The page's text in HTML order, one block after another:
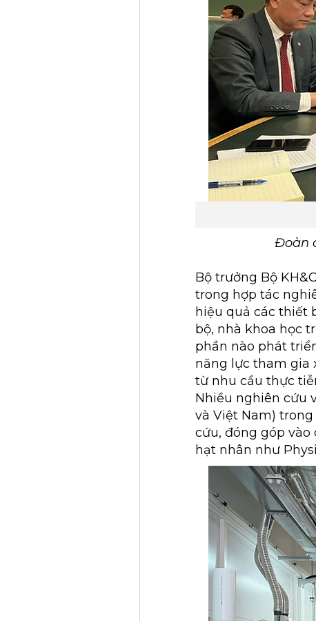
Đoàn
Bộ trưởng Bộ
trong hợp tác
hiệu quả các thiết
bộ, nhà khoa học
phần nào phát
năng lực tham gia
từ nhu cầu thực
Nhiều nghiên cứu
và Việt Nam)
cứu, đóng góp
hạt nhân như